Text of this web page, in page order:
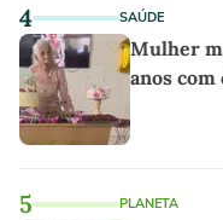
4 SAÚDE
Mulher
anos
5 PLANETA